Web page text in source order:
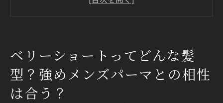
ベリーショートってどんな髪
型？強めメンズパーマとの相性
は合う？